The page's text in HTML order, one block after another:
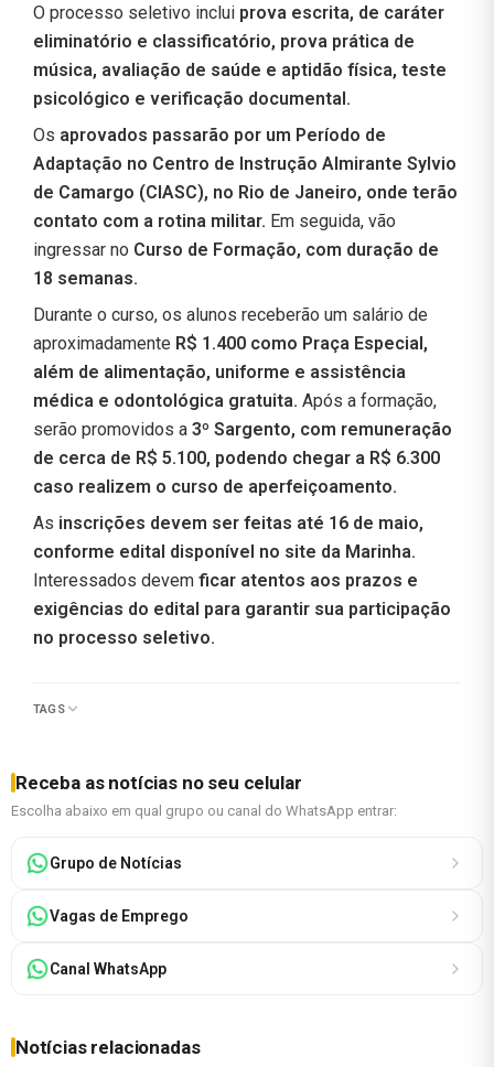
O processo seletivo inclui prova escrita, de caráter
eliminatório e classificatório, prova prática de
música, avaliação de saúde e aptidão física, teste
psicológico e verificação documental.
Os aprovados passarão por um Período de
Adaptação no Centro de Instrução Almirante Sylvio
de Camargo (CIASC), no Rio de Janeiro, onde terão
contato com a rotina militar. Em seguida, vão
ingressar no Curso de Formação, com duração de
18 semanas.
Durante o curso, os alunos receberão um salário de
aproximadamente R$ 1.400 como Praça Especial,
além de alimentação, uniforme e assistência
médica e odontológica gratuita. Após a formação,
serão promovidos a 3º Sargento, com remuneração
de cerca de R$ 5.100, podendo chegar a R$ 6.300
caso realizem o curso de aperfeiçoamento.
As inscrições devem ser feitas até 16 de maio,
conforme edital disponível no site da Marinha.
Interessados devem ficar atentos aos prazos e
exigências do edital para garantir sua participação
no processo seletivo.
TAGS
Receba as notícias no seu celular
Escolha abaixo em qual grupo ou canal do WhatsApp entrar:
Grupo de Notícias
Vagas de Emprego
Canal WhatsApp
Notícias relacionadas